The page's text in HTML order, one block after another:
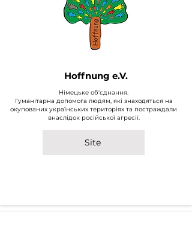
Hoffnung e.V.
Німецьке об'єднання.
Гуманітарна допомога людям, які знаходяться на
окупованих українських територіях та постраждали
внаслідок російської агресії.
Site